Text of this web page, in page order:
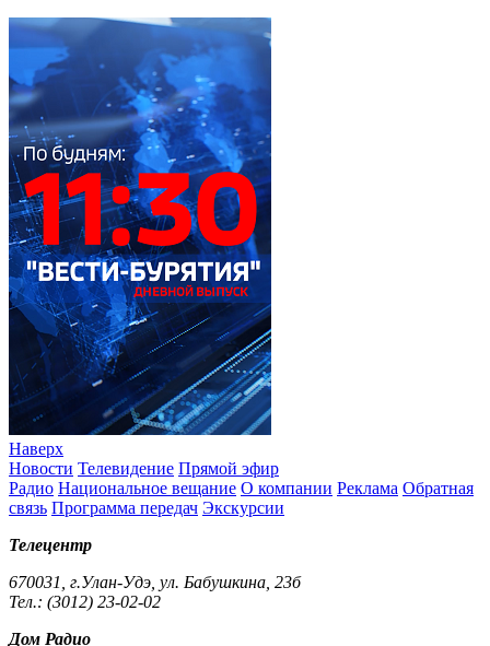
Наверх
Новости Телевидение Прямой эфир
Радио Национальное вещание О компании Реклама Обратная
связь Программа передач Экскурсии
Телецентр
670031, г.Улан-Удэ, ул. Бабушкина, 23б
Тел.: (3012) 23-02-02
Дом Радио